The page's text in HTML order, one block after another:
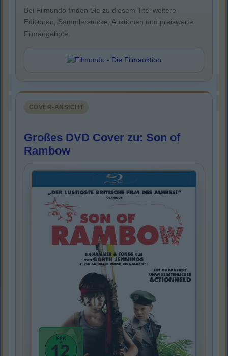
Bei Filmundo finden Sie zu diesem Titel weitere
Editionen, Sammlerstücke, Auktionen und preiswerte
Filmangebote.
COVER-ANSICHT
Großes DVD Cover zu: Son of
Rambow